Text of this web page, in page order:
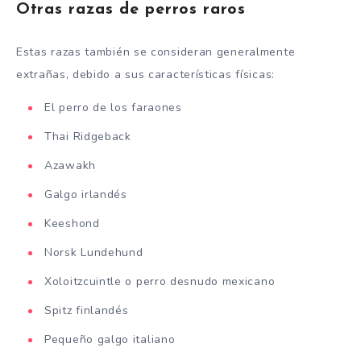
Otras razas de perros raros
Estas razas también se consideran generalmente
extrañas, debido a sus características físicas:
El perro de los faraones
Thai Ridgeback
Azawakh
Galgo irlandés
Keeshond
Norsk Lundehund
Xoloitzcuintle o perro desnudo mexicano
Spitz finlandés
Pequeño galgo italiano